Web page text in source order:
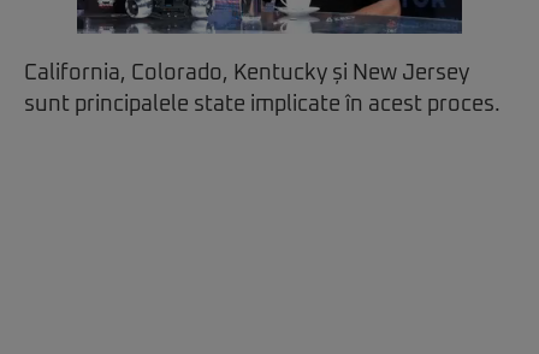
California, Colorado, Kentucky și New Jersey
sunt principalele state implicate în acest proces.